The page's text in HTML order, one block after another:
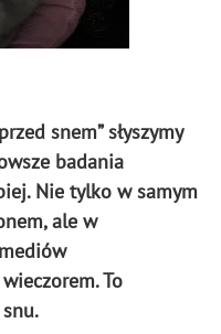
snem” słyszymy
badania
Nie tylko w samym
ale w
To